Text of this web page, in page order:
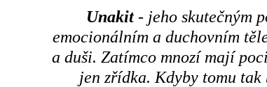
Unakit- jeho skutečným
emocionálním a duchovním
a duši. Zatímco mnozí mají
jen zřídka. Kdyby tomu